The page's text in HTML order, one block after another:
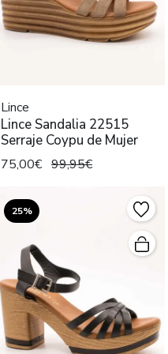
Lince
Lince Sandalia 22515
Serraje Coypu de Mujer
75,00€ 99,95€
25%